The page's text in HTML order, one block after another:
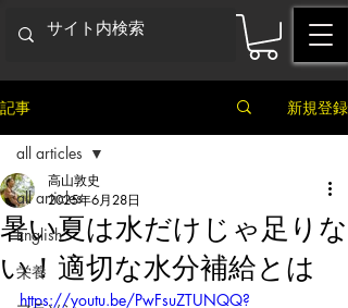
記事 新規登録
all articles
English
栄養
all articles
暑い夏は水だけじゃ足りな
い！適切な水分補給とは
高山敦史
2025年6月28日
https://youtu.be/PwFsuZTUNQQ?